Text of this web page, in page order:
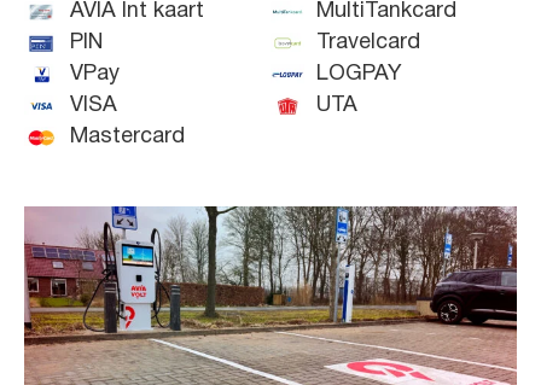
AVIA Int kaart
PIN
VPay
VISA
Mastercard
MultiTankcard
Travelcard
LOGPAY
UTA